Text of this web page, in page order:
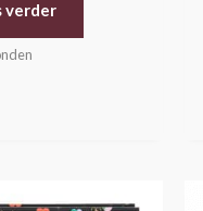
verder